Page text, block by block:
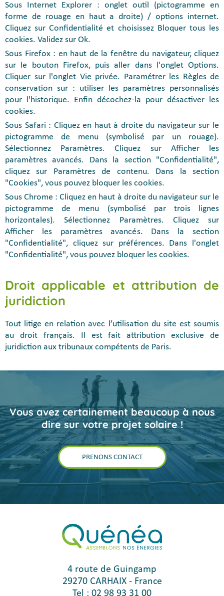
Sous Internet Explorer : onglet outil (pictogramme en
forme de rouage en haut a droite) / options internet.
Cliquez sur Confidentialité et choisissez Bloquer tous les
cookies. Validez sur Ok.
Sous Firefox : en haut de la fenêtre du navigateur, cliquez
sur le bouton Firefox, puis aller dans l'onglet Options.
Cliquer sur l'onglet Vie privée. Paramétrer les Règles de
conservation sur : utiliser les paramètres personnalisés
pour l'historique. Enfin décochez-la pour désactiver les
cookies.
Sous Safari : Cliquez en haut à droite du navigateur sur le
pictogramme de menu (symbolisé par un rouage).
Sélectionnez Paramètres. Cliquez sur Afficher les
paramètres avancés. Dans la section "Confidentialité",
cliquez sur Paramètres de contenu. Dans la section
"Cookies", vous pouvez bloquer les cookies.
Sous Chrome : Cliquez en haut à droite du navigateur sur le
pictogramme de menu (symbolisé par trois lignes
horizontales). Sélectionnez Paramètres. Cliquez sur
Afficher les paramètres avancés. Dans la section
"Confidentialité", cliquez sur préférences. Dans l'onglet
"Confidentialité", vous pouvez bloquer les cookies.
Droit applicable et attribution de
juridiction
Tout litige en relation avec l’utilisation du site est soumis
au droit français. Il est fait attribution exclusive de
juridiction aux tribunaux compétents de Paris.
Vous avez certainement beaucoup à nous
dire sur votre projet solaire !
PRENONS CONTACT
4 route de Guingamp
29270 CARHAIX- France
Tel : 02 98 93 31 00